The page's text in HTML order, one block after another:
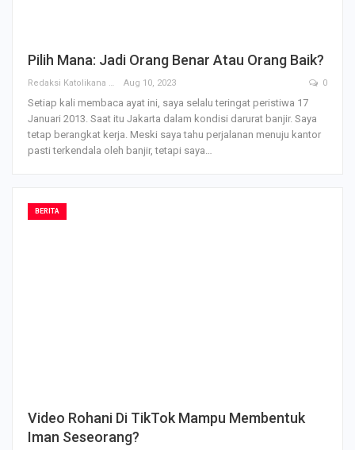
Pilih Mana: Jadi Orang Benar Atau Orang Baik?
Redaksi Katolikana Aug 10, 2023 0
Setiap kali membaca ayat ini, saya selalu teringat peristiwa 17
Januari 2013. Saat itu Jakarta dalam kondisi darurat banjir. Saya
tetap berangkat kerja. Meski saya tahu perjalanan menuju kantor
pasti terkendala oleh banjir, tetapi saya…
BERITA
Video Rohani Di TikTok Mampu Membentuk
Iman Seseorang?